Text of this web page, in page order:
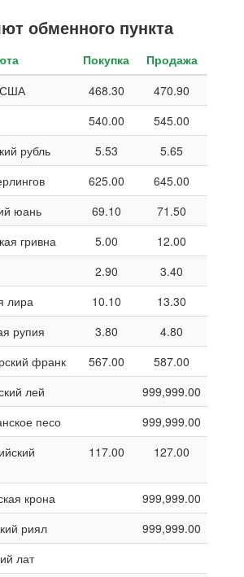
обменного пункта
Покупка
Продажа
США
468.30
470.90
540.00
545.00
рубль
5.53
5.65
625.00
645.00
юань
69.10
71.50
гривна
5.00
12.00
2.90
3.40
лира
10.10
13.30
рупия
3.80
4.80
франк
567.00
587.00
лей
999,999.00
песо
999,999.00
117.00 127.00
крона
999,999.00
риял
999,999.00
лат